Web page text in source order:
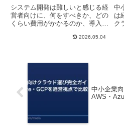
テップ
システム開発は難しいと感じる経
営者向けに、何をすべきか、どの
くらい費用がかかるのか、導入後
説。中小企業が今すぐ実践できる
2026.05.04
ド
中
は
ク
中小企業
AWS・